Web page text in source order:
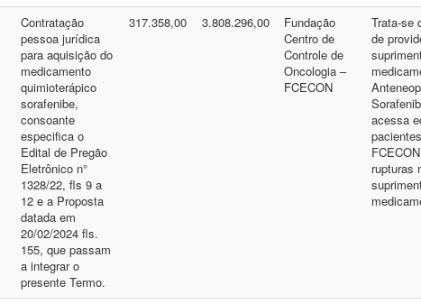
Contratação
pessoa jurídica
para aquisição do
medicamento
quimioterápico
sorafenibe,
consoante
especifica o
Edital de Pregão
Eletrônico n°
1328/22, fls 9 a
12 e a Proposta
datada em
20/02/2024 fls.
155, que passam
a integrar o
presente Termo.
317.358,00 3.808.296,00
Fundação
Centro de
Controle de
Oncologia –
FCECON
Trata-se
de
acessa
rupturas